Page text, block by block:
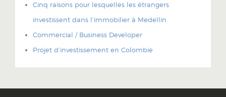
Cinq raisons pour lesquelles les étrangers
investissent dans l’immobilier à Medellin
Commercial / Business Developer
Projet d’investissement en Colombie